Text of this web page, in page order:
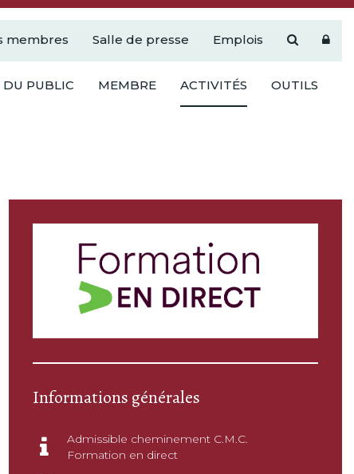
membres Salle de presse Emplois
PUBLIC MEMBRE ACTIVITÉS OUTILS
Informations générales
Admissible cheminement C.M.C.
Formation en direct